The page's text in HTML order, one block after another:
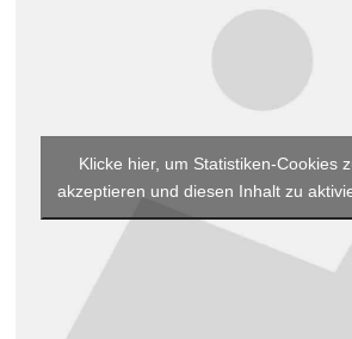
Klicke hier, um Statistiken-Cookies
akzeptieren und diesen Inhalt zu